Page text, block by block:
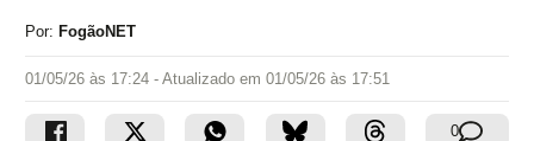
Por: FogãoNET
01/05/26 às 17:24 - Atualizado em 01/05/26 às 17:51
0